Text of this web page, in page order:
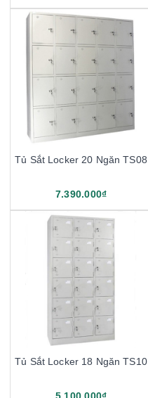
Tủ Sắt Locker 20 Ngăn TS08
7.390.000₫
Tủ Sắt Locker 18 Ngăn TS10
5.100.000₫